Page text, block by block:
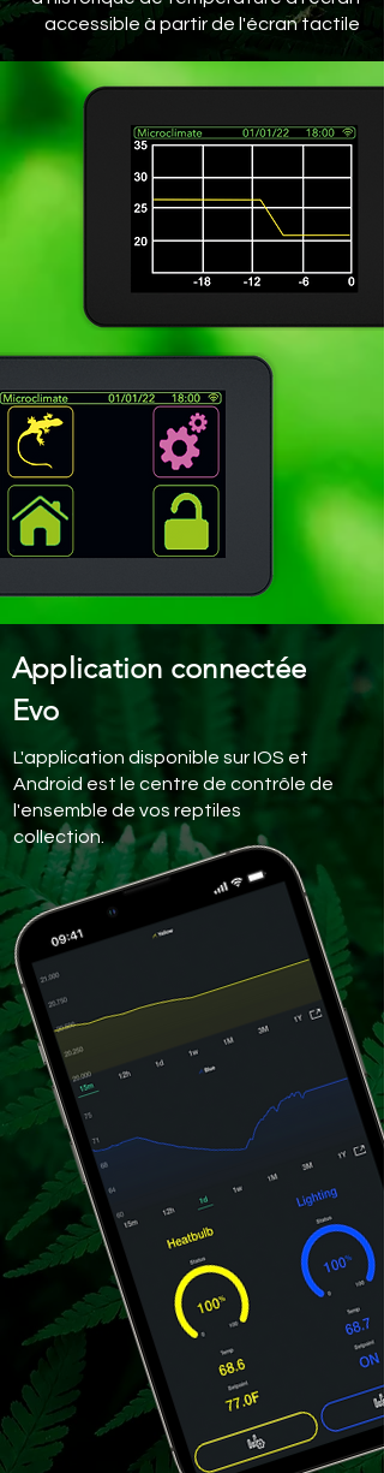
accessible à partir de l'écran tactile
Application connectée
Evo
L'application disponible sur IOS et
Android est le centre de contrôle de
l'ensemble de vos reptiles
collection.